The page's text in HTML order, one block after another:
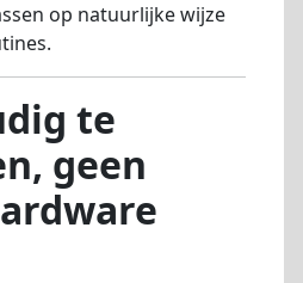
op natuurlijke wijze
te
geen